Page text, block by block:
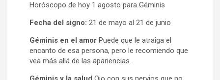
Horóscopo de hoy 1 agosto para Géminis
Fecha del signo: 21 de mayo al 21 de junio
Géminis en el amor Puede que le atraiga el
encanto de esa persona, pero le recomiendo que
vea más allá de las apariencias.